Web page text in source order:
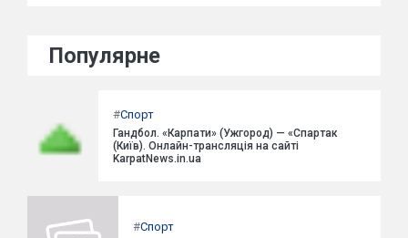
Популярне
#Спорт
Гандбол. «Карпати» (Ужгород) — «Спартак
(Київ). Онлайн-трансляція на сайті
KarpatNews.in.ua
#Спорт